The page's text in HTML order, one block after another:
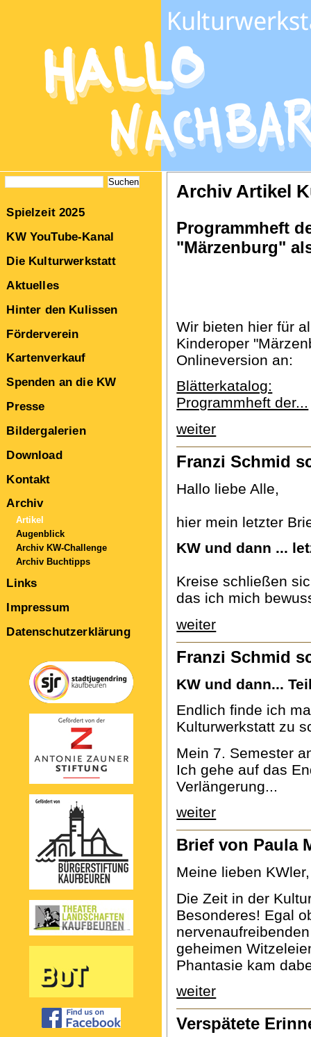
Spielzeit 2025
KW YouTube-Kanal
Die Kulturwerkstatt
Aktuelles
Hinter den Kulissen
Förderverein
Kartenverkauf
Spenden an die KW
Presse
Bildergalerien
Download
Kontakt
Archiv
Artikel
Augenblick
Archiv KW-Challenge
Archiv Buchtipps
Links
Impressum
Datenschutzerklärung
Archiv Artikel
Programmheft
"Märzenburg"
Wir bieten hier für
Kinderoper
Onlineversion an:
Blätterkatalog:
Programmheft der...
weiter
Franzi Schmid
Hallo liebe Alle,
hier mein letzter
KW und dann ...
Kreise schließen
das ich mich
weiter
Franzi Schmid
KW und dann...
Endlich finde ich
Kulturwerkstatt zu
Mein 7. Semester
Ich gehe auf das
Verlängerung...
weiter
Brief von Paula
Meine lieben KWler,
Die Zeit in der
Besonderes! Egal
geheimen
Phantasie kam
weiter
Verspätete